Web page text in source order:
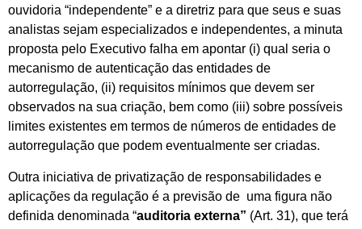
ouvidoria “independente” e a diretriz para que seus e suas
analistas sejam especializados e independentes, a minuta
proposta pelo Executivo falha em apontar (i) qual seria o
mecanismo de autenticação das entidades de
autorregulação, (ii) requisitos mínimos que devem ser
observados na sua criação, bem como (iii) sobre possíveis
limites existentes em termos de números de entidades de
autorregulação que podem eventualmente ser criadas.
Outra iniciativa de privatização de responsabilidades e
aplicações da regulação é a previsão de uma figura não
definida denominada “auditoria externa” (Art. 31), que terá